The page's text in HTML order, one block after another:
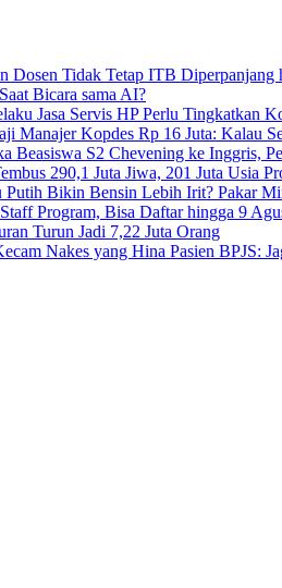
Dosen Tidak Tetap ITB Diperpanjang
Bicara sama AI?
Jasa Servis HP Perlu Tingkatkan
Manajer Kopdes Rp 16 Juta: Kalau
Beasiswa S2 Chevening ke Inggris,
290,1 Juta Jiwa, 201 Juta Usia
Bikin Bensin Lebih Irit? Pakar
Program, Bisa Daftar hingga 9
Turun Jadi 7,22 Juta Orang
Nakes yang Hina Pasien BPJS: